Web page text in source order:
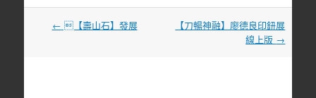
文
← 【壽山石】發展
【刀暢神融】廖德良印鈕展
線上版 →